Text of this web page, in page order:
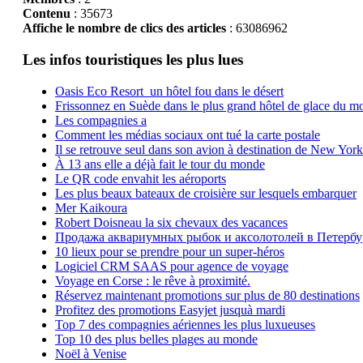
Contenu : 35673
Affiche le nombre de clics des articles: 63086962
Les infos touristiques les plus lues
Oasis Eco Resort un hôtel fou dans le désert
Frissonnez en Suède dans le plus grand hôtel de glace du
Les compagnies a
Comment les médias sociaux ont tué la carte postale
Il se retrouve seul dans son avion à destination de New York
À 13 ans elle a déjà fait le tour du monde
Le QR code envahit les aéroports
Les plus beaux bateaux de croisière sur lesquels embarquer
Mer Kaikoura
Robert Doisneau la six chevaux des vacances
Продажа аквариумных рыбок и аксолотолей в
10 lieux pour se prendre pour un super-héros
Logiciel CRM SAAS pour agence de voyage
Voyage en Corse : le rêve à proximité.
Réservez maintenant promotions sur plus de 80 destinations
Profitez des promotions Easyjet jusquà mardi
Top 7 des compagnies aériennes les plus luxueuses
Top 10 des plus belles plages au monde
Noël à Venise